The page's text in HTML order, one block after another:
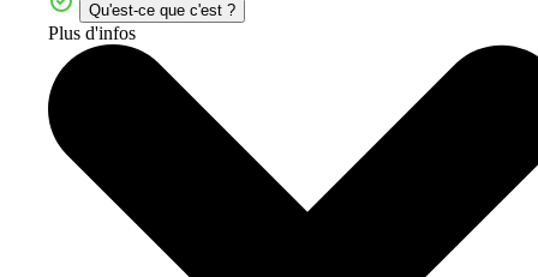
Qu'est-ce que c'est ?
Plus d'infos